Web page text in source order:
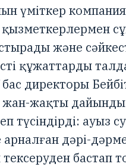
үміткер
және
құжаттарды
директоры
жан-жақты
түсіндірді: ауыз
дәрі-
тексеруден бастап